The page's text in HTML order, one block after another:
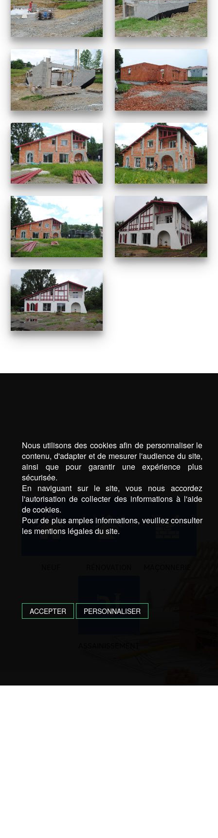
Nous utilisons des cookies afin de personnaliser le
contenu, d'adapter et de mesurer l'audience du site,
ainsi que pour garantir une expérience plus
sécurisée.
En naviguant sur le site, vous nous accordez
l'autorisation de collecter des informations à l'aide
de cookies.
Pour de plus amples informations, veuillez consulter
les mentions légales du site.
ACCEPTER PERSONNALISER